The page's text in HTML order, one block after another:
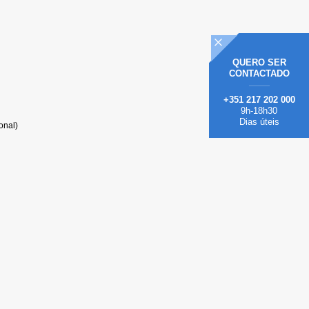
QUERO SER
CONTACTADO
+351 217 202 000
9h-18h30
Dias úteis